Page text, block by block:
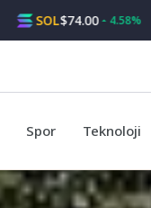
SOL$74.00 4.58%
Spor Teknoloji